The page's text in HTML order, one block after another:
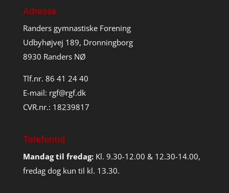
Adresse
Randers gymnastiske Forening
Udbyhøjvej 189, Dronningborg
8930 Randers NØ
Tlf.nr. 86 41 24 40
E-mail: rgf@rgf.dk
CVR.nr.: 18239817
Telefontid
Mandag til fredag: Kl. 9.30-12.00 & 12.30-14.00,
fredag dog kun til kl. 13.30.